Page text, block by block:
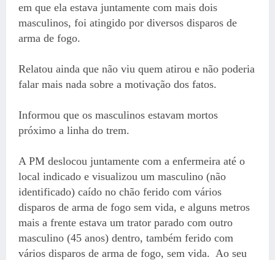
em que ela estava juntamente com mais dois
masculinos, foi atingido por diversos disparos de
arma de fogo.
Relatou ainda que não viu quem atirou e não poderia
falar mais nada sobre a motivação dos fatos.
Informou que os masculinos estavam mortos
próximo a linha do trem.
A PM deslocou juntamente com a enfermeira até o
local indicado e visualizou um masculino (não
identificado) caído no chão ferido com vários
disparos de arma de fogo sem vida, e alguns metros
mais a frente estava um trator parado com outro
masculino (45 anos) dentro, também ferido com
vários disparos de arma de fogo, sem vida. Ao seu